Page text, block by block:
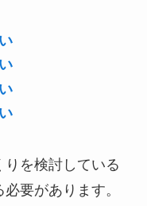
を検討している
要があります。